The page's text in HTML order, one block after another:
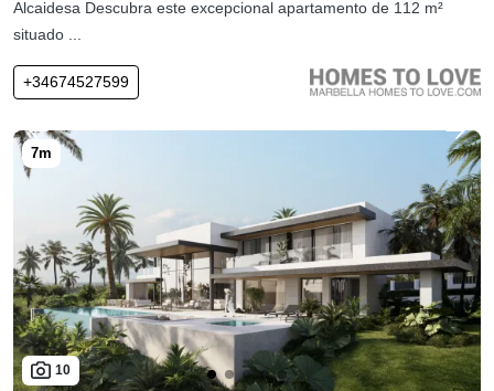
Alcaidesa Descubra este excepcional apartamento de 112 m²
situado ...
+34674527599
10